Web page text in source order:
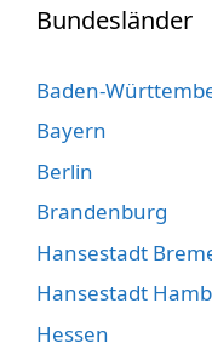
Bundesländer
Baden-
Bayern
Berlin
Brandenburg
Hansestadt
Hansestadt
Hessen